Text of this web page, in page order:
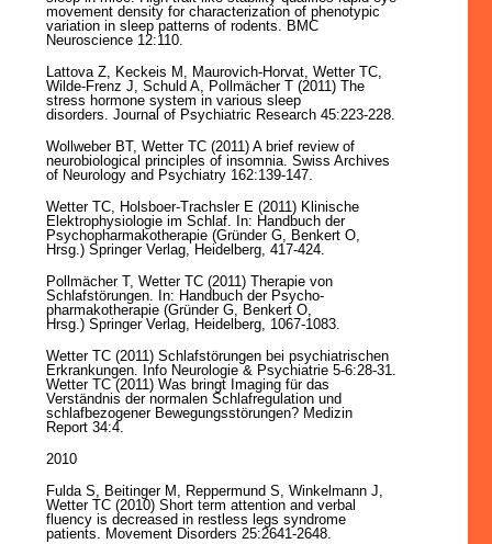
movement density for characterization of phenotypic
variation in sleep patterns of rodents. BMC
Neuroscience 12:110.
Lattova Z, Keckeis M, Maurovich-Horvat, Wetter TC,
Wilde-Frenz J, Schuld A, Pollmächer T (2011) The
stress hormone system in various sleep
disorders. Journal of Psychiatric Research 45:223-228.
Wollweber BT, Wetter TC (2011) A brief review of
neurobiological principles of insomnia. Swiss Archives
of Neurology and Psychiatry 162:139-147.
Wetter TC, Holsboer-Trachsler E (2011) Klinische
Elektrophysiologie im Schlaf. In: Handbuch der
Psychopharmakotherapie (Gründer G, Benkert O,
Hrsg.) Springer Verlag, Heidelberg, 417-424.
Pollmächer T, Wetter TC (2011) Therapie von
Schlafstörungen. In: Handbuch der Psycho-
pharmakotherapie (Gründer G, Benkert O,
Hrsg.) Springer Verlag, Heidelberg, 1067-1083.
Wetter TC (2011) Schlafstörungen bei psychiatrischen
Erkrankungen. Info Neurologie & Psychiatrie 5-6:28-31.
Wetter TC (2011) Was bringt Imaging für das
Verständnis der normalen Schlafregulation und
schlafbezogener Bewegungsstörungen? Medizin
Report 34:4.
2010
Fulda S, Beitinger M, Reppermund S, Winkelmann J,
Wetter TC (2010) Short term attention and verbal
fluency is decreased in restless legs syndrome
patients. Movement Disorders 25:2641-2648.